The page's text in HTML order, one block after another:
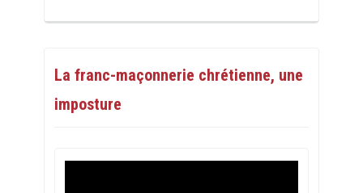
La franc-maçonnerie chrétienne, une
imposture